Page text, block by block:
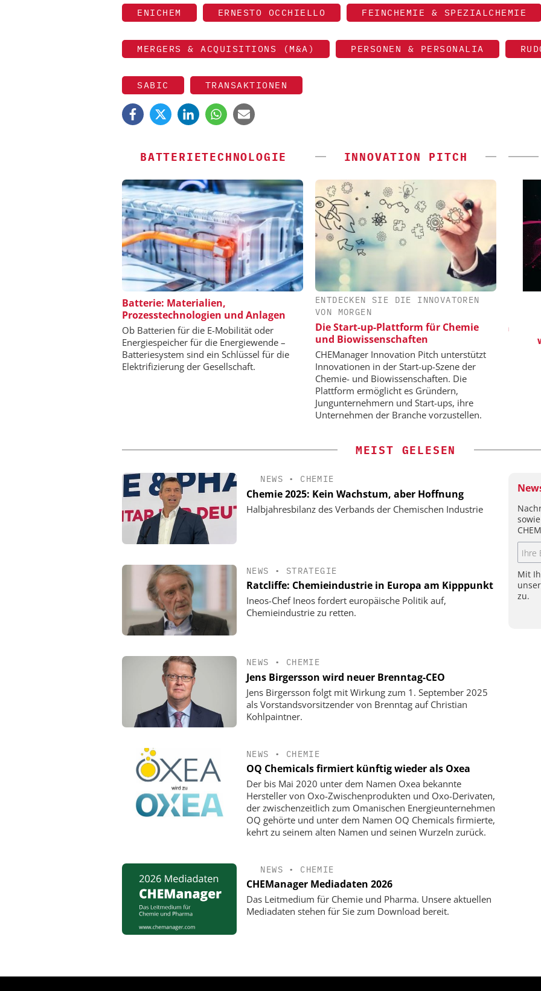
ENICHEM ERNESTO OCCHIELLO FEINCHEMIE & SPEZIALCHEMIE
MERGERS & ACQUISITIONS (M&A) PERSONEN & PERSONALIA
SABIC TRANSAKTIONEN
BATTERIETECHNOLOGIE
Batterie: Materialien,
Prozesstechnologien und Anlagen
Ob Batterien für die E-Mobilität oder
Energiespeicher für die Energiewende –
Batteriesystem sind ein Schlüssel für die
Elektrifizierung der Gesellschaft.
INNOVATION PITCH
ENTDECKEN SIE DIE INNOVATOREN
VON MORGEN
Die Start-up-Plattform für Chemie
und Biowissenschaften
CHEManager Innovation Pitch unterstützt
Innovationen in der Start-up-Szene der
Chemie- und Biowissenschaften. Die
Plattform ermöglicht es Gründern,
Jungunternehmern und Start-ups, ihre
Unternehmen der Branche vorzustellen.
ALEXANDER THAMM GMBH
Der neue Katalysator
ZEPPELIN SYSTEMS GMBH
Sichere und hocheffiziente
Produktion von Batteriemassen
MEIST GELESEN
NEWS • CHEMIE
Chemie 2025: Kein Wachstum, aber Hoffnung
Halbjahresbilanz des Verbands der Chemischen Industrie
NEWS • STRATEGIE
Ratcliffe: Chemieindustrie in Europa am Kipppunkt
Ineos-Chef Ineos fordert europäische Politik auf,
Chemieindustrie zu retten.
NEWS • CHEMIE
Jens Birgersson wird neuer Brenntag-CEO
Jens Birgersson folgt mit Wirkung zum 1. September 2025
als Vorstandsvorsitzender von Brenntag auf Christian
Kohlpaintner.
NEWS • CHEMIE
OQ Chemicals firmiert künftig wieder als Oxea
Der bis Mai 2020 unter dem Namen Oxea bekannte
Hersteller von Oxo-Zwischenprodukten und Oxo-Derivaten,
der zwischenzeitlich zum Omanischen Energieunternehmen
OQ gehörte und unter dem Namen OQ Chemicals firmierte,
kehrt zu seinem alten Namen und seinen Wurzeln zurück.
NEWS • CHEMIE
CHEManager Mediadaten 2026
Das Leitmedium für Chemie und Pharma. Unsere aktuellen
Mediadaten stehen für Sie zum Download bereit.
Mit
zu.